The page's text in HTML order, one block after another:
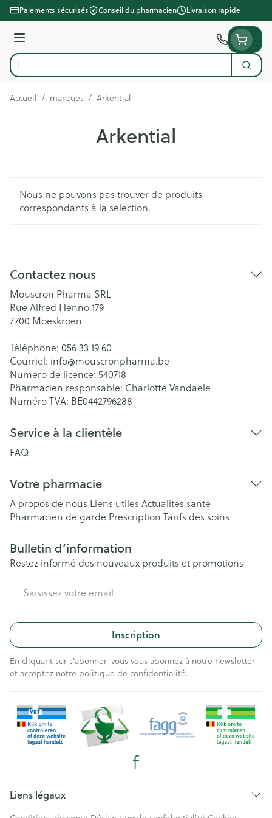
Aller au contenu
Paiements sécurisés Conseil du pharmacien Livraison rapide
Menu
Rechercher
Accueil / marques / Arkential
Arkential
Nous ne pouvons pas trouver de produits
correspondants à la sélection.
Contactez nous
Mouscron Pharma SRL
Rue Alfred Henno 179
7700 Moeskroen
Téléphone: 056 33 19 60
Courriel: info@mouscronpharma.be
Numéro de licence: 540718
Pharmacien responsable: Charlotte Vandaele
Numéro TVA: BE0442796288
Service à la clientèle
FAQ
Votre pharmacie
A propos de nous Liens utiles Actualités santé
Pharmacien de garde Prescription Tarifs des soins
Bulletin d’information
Restez informé des nouveaux produits et promotions
Inscription
En cliquant sur s'abonner, vous vous abonnez à notre newsletter
et acceptez notre politique de confidentialité.
Liens légaux